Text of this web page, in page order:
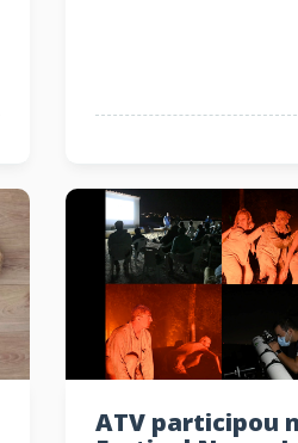
ATV participou no FNI -